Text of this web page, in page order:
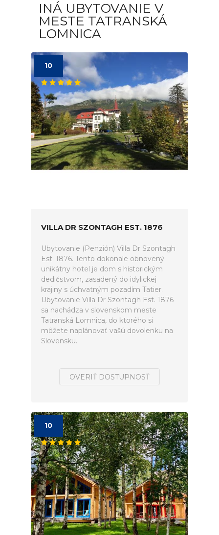
INÁ UBYTOVANIE V
MESTE TATRANSKÁ
LOMNICA
10
VILLA DR SZONTAGH EST. 1876
Ubytovanie (Penzión) Villa Dr Szontagh
Est. 1876. Tento dokonale obnovený
unikátny hotel je dom s historickým
dedičstvom, zasadený do idylickej
krajiny s úchvatným pozadím Tatier.
Ubytovanie Villa Dr Szontagh Est. 1876
sa nachádza v slovenskom meste
Tatranská Lomnica, do ktorého si
môžete naplánovať vašú dovolenku na
Slovensku.
OVERIŤ DOSTUPNOSŤ
10